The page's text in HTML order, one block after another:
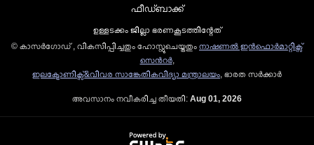
ഫീഡ്ബാക്ക്
ഉള്ളടക്കം ജില്ലാ ഭരണകൂടത്തിന്റേത്
© കാസര്‍ഗോഡ്‌ , വികസിപ്പിച്ചതും ഹോസ്റ്റുചെയ്തതും നാഷണല്‍ ഇന്‍ഫൊര്‍മാറ്റിക്സ്
സെന്‍റര്‍,
ഇലക്ട്രോണിക്സ്&വിവര സാങ്കേതികവിദ്യാ മന്ത്രാലയം, ഭാരത സര്‍ക്കാര്‍
അവസാനം നവീകരിച്ച തീയതി: Aug 01, 2026